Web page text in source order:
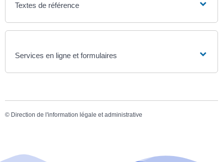
Textes de référence
Services en ligne et formulaires
© Direction de l'information légale et administrative